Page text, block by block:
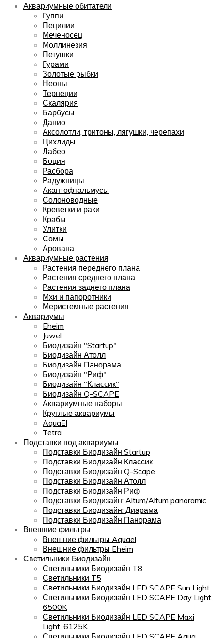
Аквариумные обитатели
Гуппи
Пецилии
Меченосец
Моллинезия
Петушки
Гурами
Золотые рыбки
Неоны
Тернеции
Скалярия
Барбусы
Данио
Аксолотли, тритоны, лягушки, черепахи
Цихлиды
Лабео
Боция
Расбора
Радужницы
Акантофтальмусы
Солоноводные
Креветки и раки
Крабы
Улитки
Сомы
Арована
Аквариумные растения
Растения переднего плана
Растения среднего плана
Растения заднего плана
Мхи и папоротники
Меристемные растения
Аквариумы
Eheim
Juwel
Биодизайн "Startup"
Биодизайн Атолл
Биодизайн Панорама
Биодизайн "Риф"
Биодизайн "Классик"
Биодизайн Q-SCAPE
Аквариумные наборы
Круглые аквариумы
AquaEl
Tetra
Подставки под аквариумы
Подставки Биодизайн Startup
Подставки Биодизайн Классик
Подставки Биодизайн Q-Scape
Подставки Биодизайн Атолл
Подставки Биодизайн Риф
Подставки Биодизайн: Altum/Altum panoramic
Подставки Биодизайн: Диарама
Подставки Биодизайн Панорама
Внешние фильтры
Внешние фильтры Aquael
Внешние фильтры Eheim
Светильники Биодизайн
Светильники Биодизайн T8
Светильники T5
Светильники Биодизайн LED SCAPE Sun Light
Светильники Биодизайн LED SCAPE Day Light,
6500K
Светильники Биодизайн LED SCAPE Maxi
Light, 6125K
Светильники Биодизайн LED SCAPE Aqua